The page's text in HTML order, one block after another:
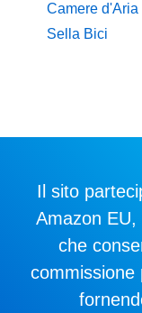
Camere d'Aria
Sella Bici
Il sito
Amazon
che
commissione